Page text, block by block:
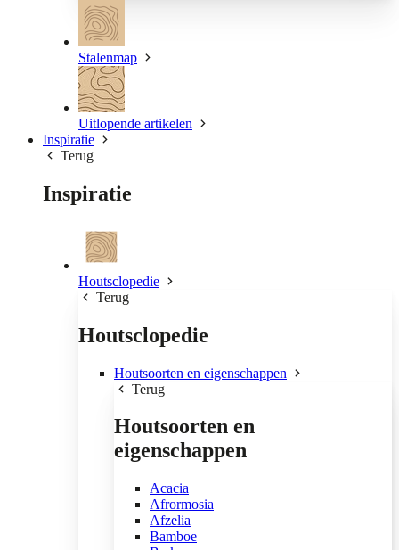
Stalenmap
Uitlopende artikelen
Inspiratie
Terug
Inspiratie
Houtsclopedie
Terug
Houtsclopedie
Houtsoorten en eigenschappen
Terug
Houtsoorten en
eigenschappen
Acacia
Afrormosia
Afzelia
Bamboe